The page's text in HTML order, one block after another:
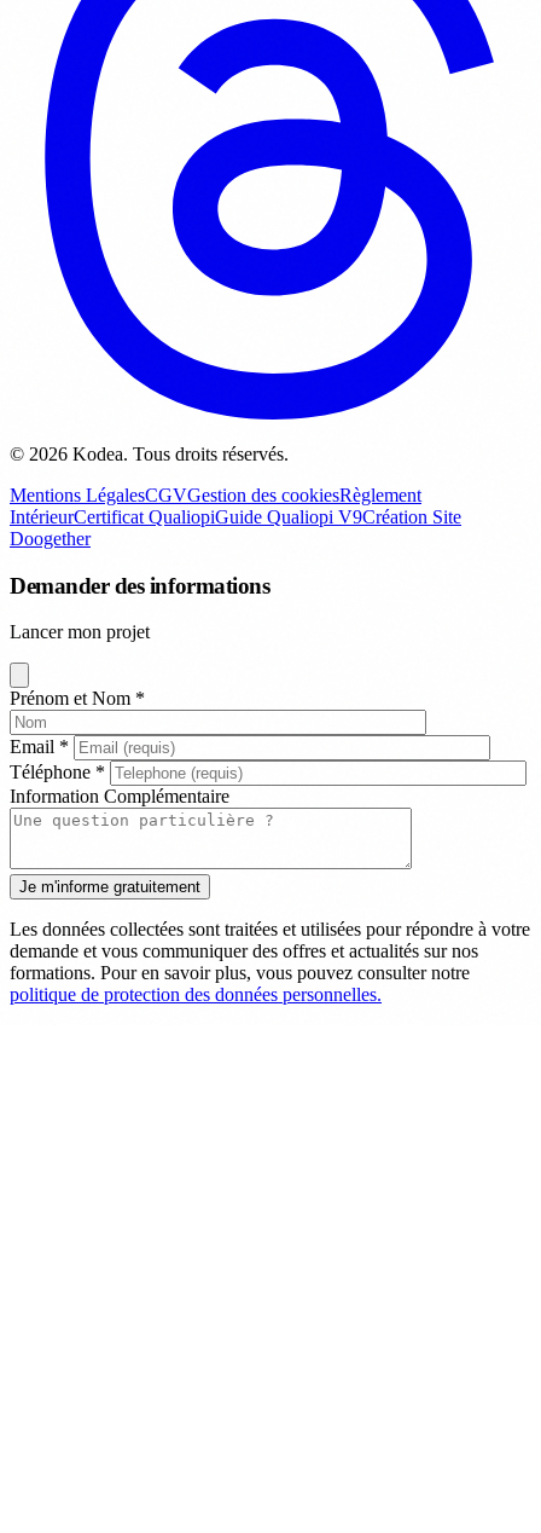
© 2026 Kodea. Tous droits réservés.
Mentions LégalesCGVGestion des cookiesRèglement
IntérieurCertificat QualiopiGuide Qualiopi V9Création Site
Doogether
Demander des informations
Lancer mon projet
Prénom et Nom *
Email *
Téléphone *
Information Complémentaire
Les données collectées sont traitées et utilisées pour répondre à votre
demande et vous communiquer des offres et actualités sur nos
formations. Pour en savoir plus, vous pouvez consulter notre
politique de protection des données personnelles.